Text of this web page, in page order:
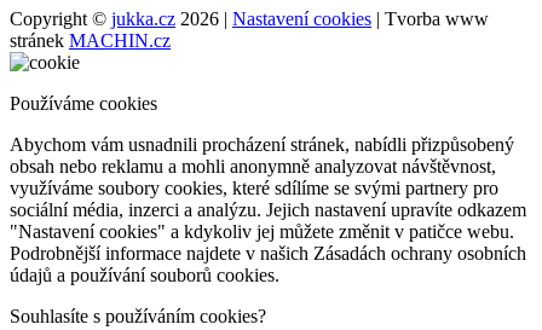
Copyright © jukka.cz 2026 | Nastavení cookies | Tvorba www
stránek MACHIN.cz
Používáme cookies
Abychom vám usnadnili procházení stránek, nabídli přizpůsobený
obsah nebo reklamu a mohli anonymně analyzovat návštěvnost,
využíváme soubory cookies, které sdílíme se svými partnery pro
sociální média, inzerci a analýzu. Jejich nastavení upravíte odkazem
"Nastavení cookies" a kdykoliv jej můžete změnit v patičce webu.
Podrobnější informace najdete v našich Zásadách ochrany osobních
údajů a používání souborů cookies.
Souhlasíte s používáním cookies?